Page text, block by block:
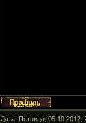
Дата: Пятница,